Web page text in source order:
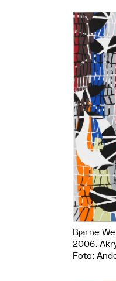
Bjarne
2006.
Foto: